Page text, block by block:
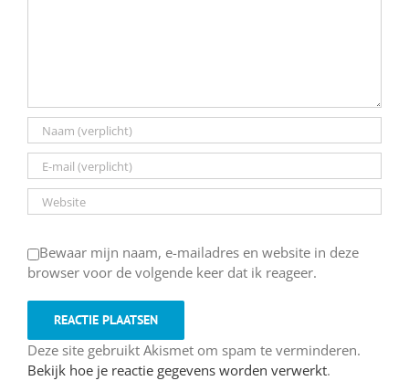
Bewaar mijn naam, e-mailadres en website in deze
browser voor de volgende keer dat ik reageer.
Deze site gebruikt Akismet om spam te verminderen.
Bekijk hoe je reactie gegevens worden verwerkt.